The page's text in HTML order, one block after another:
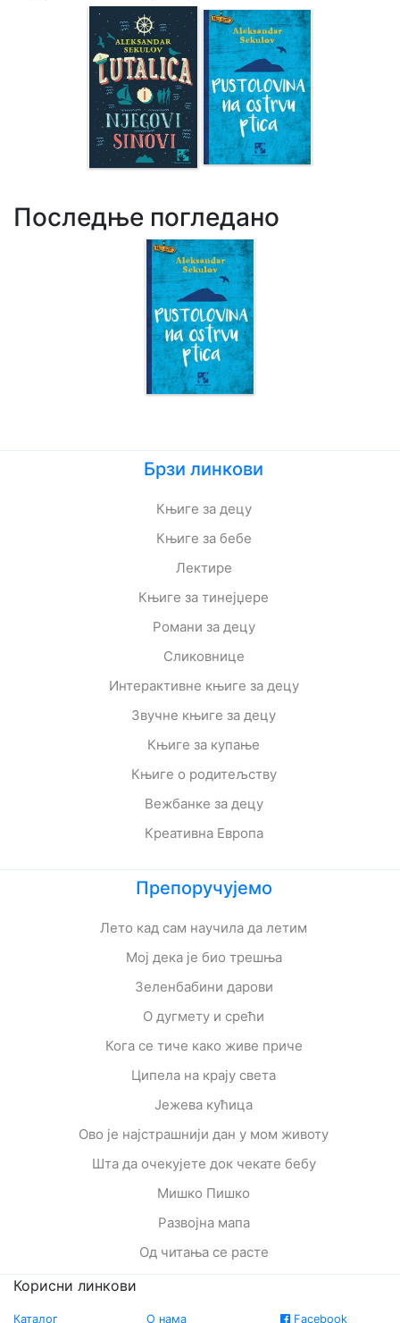
Последње погледано
Брзи линкови
Књиге за децу
Књиге за бебе
Лектире
Књиге за тинејџере
Романи за децу
Сликовнице
Интерактивне књиге за децу
Звучне књиге за децу
Књиге за купање
Књиге о родитељству
Вежбанке за децу
Креативна Европа
Препоручујемо
Лето кад сам научила да летим
Мој дека је био трешња
Зеленбабини дарови
О дугмету и срећи
Кога се тиче како живе приче
Ципела на крају света
Јежева кућица
Ово је најстрашнији дан у мом животу
Шта да очекујете док чекате бебу
Мишко Пишко
Развојна мапа
Од читања се расте
Корисни линкови
Каталог О нама Facebook